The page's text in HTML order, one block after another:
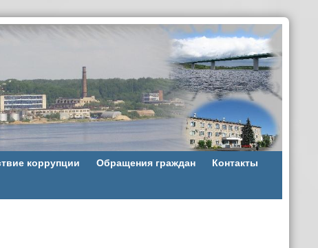
коррупции Обращения граждан Контакты